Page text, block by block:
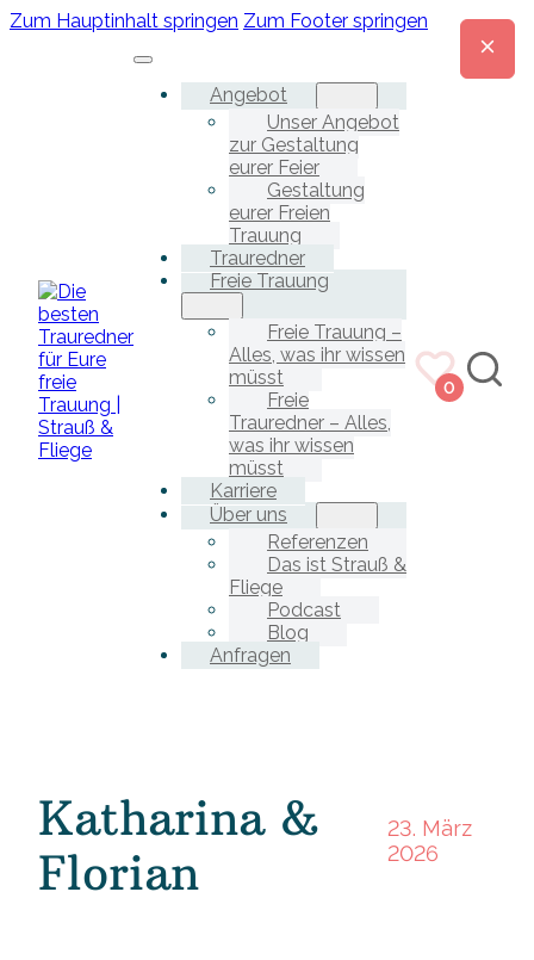
Zum Hauptinhalt springen Zum Footer springen
Angebot
Unser Angebot
zur Gestaltung
eurer Feier
Gestaltung
eurer Freien
Trauung
Trauredner
Freie Trauung
Freie Trauung –
Alles, was ihr wissen
müsst
Freie
Trauredner – Alles,
was ihr wissen
müsst
Karriere
Über uns
Referenzen
Das ist Strauß &
Fliege
Podcast
Blog
Anfragen
0
Katharina &
Florian
23. März
2026